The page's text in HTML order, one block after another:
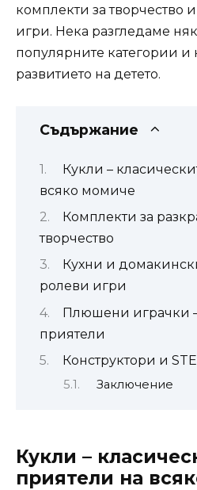
комплекти за творчество
игри. Нека разгледаме
популярните категории и
развитието на детето.
Съдържание
Кукли –
всяко момиче
Комплекти за
творчество
Кухни и
ролеви игри
Плюшени играчки
приятели
Конструктори и
Заключение
Кукли –
приятели на